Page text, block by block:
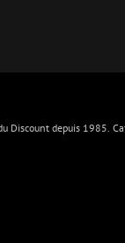
Discount depuis 1985.